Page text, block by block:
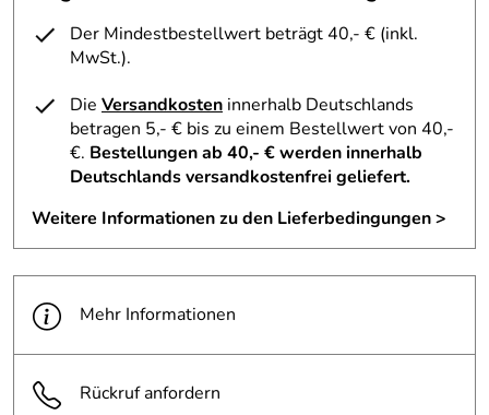
Der Mindestbestellwert beträgt 40,- € (inkl.
MwSt.).
Die Versandkosten innerhalb Deutschlands
betragen 5,- € bis zu einem Bestellwert von 40,-
€. Bestellungen ab 40,- € werden innerhalb
Deutschlands versandkostenfrei geliefert.
Weitere Informationen zu den Lieferbedingungen >
Mehr Informationen
Rückruf anfordern